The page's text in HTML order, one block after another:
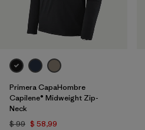
Primera CapaHombre
Capilene® Midweight Zip-
Neck
$ 99 $ 58,99